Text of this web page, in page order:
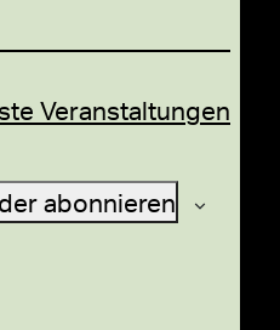
Veranstaltungen
abonnieren